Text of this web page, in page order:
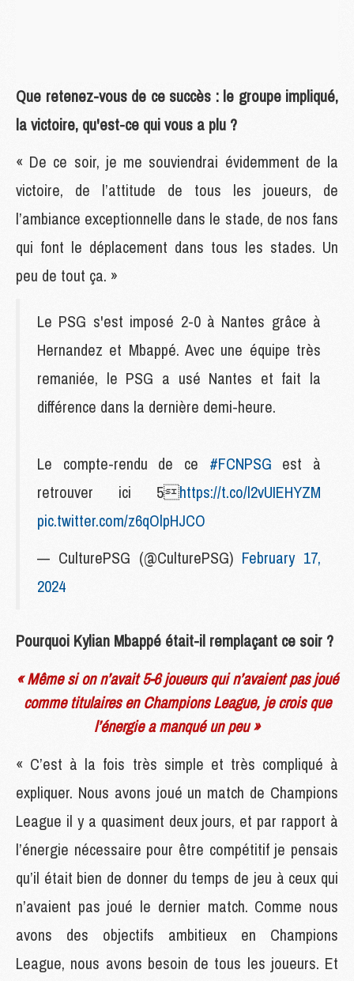
Que retenez-vous de ce succès : le groupe impliqué,
la victoire, qu'est-ce qui vous a plu ?
« De ce soir, je me souviendrai évidemment de la
victoire, de l’attitude de tous les joueurs, de
l’ambiance exceptionnelle dans le stade, de nos fans
qui font le déplacement dans tous les stades. Un
peu de tout ça. »
Le PSG s'est imposé 2-0 à Nantes grâce à
Hernandez et Mbappé. Avec une équipe très
remaniée, le PSG a usé Nantes et fait la
différence dans la dernière demi-heure.
Le compte-rendu de ce #FCNPSG est à
retrouver ici 5https://t.co/l2vUIEHYZM
pic.twitter.com/z6qOlpHJCO
— CulturePSG (@CulturePSG) February 17,
2024
Pourquoi Kylian Mbappé était-il remplaçant ce soir ?
« Même si on n’avait 5-6 joueurs qui n’avaient pas joué
comme titulaires en Champions League, je crois que
l’énergie a manqué un peu »
« C’est à la fois très simple et très compliqué à
expliquer. Nous avons joué un match de Champions
League il y a quasiment deux jours, et par rapport à
l’énergie nécessaire pour être compétitif je pensais
qu’il était bien de donner du temps de jeu à ceux qui
n’avaient pas joué le dernier match. Comme nous
avons des objectifs ambitieux en Champions
League, nous avons besoin de tous les joueurs. Et